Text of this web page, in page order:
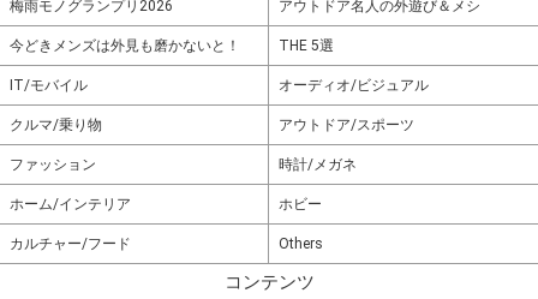
梅雨モノグランプリ2026 アウトドア名人の外遊び＆メシ
今どきメンズは外見も磨かないと！ THE 5選
IT/モバイル オーディオ/ビジュアル
クルマ/乗り物 アウトドア/スポーツ
ファッション 時計/メガネ
ホーム/インテリア ホビー
カルチャー/フード Others
コンテンツ